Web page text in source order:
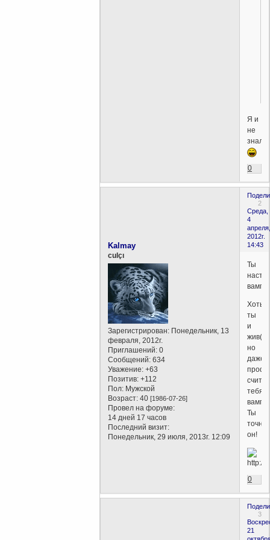
Я и
не
знал
0
2
Среда,
4
апреля,
2012г.
14:43
Kalmay
culçı
Зарегистрирован: Понедельник, 13
февраля, 2012г.
Приглашений: 0
Сообщений: 634
Уважение: +63
Позитив: +112
Пол: Мужской
Возраст: 40[1986-07-26]
Провел на форуме:
14 дней 17 часов
Последний визит:
Понедельник, 29 июля, 2013г. 12:09
Ты
Хоть
ты
и
жив(а),
но
даже
тебя
Ты
точно
он!
0
3
21